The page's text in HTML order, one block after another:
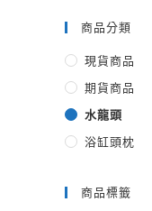
商品分類
現貨商品
期貨商品
水龍頭
浴缸頭枕
商品標籤